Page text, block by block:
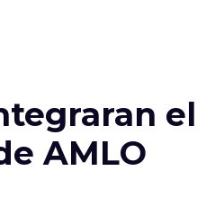
el
AMLO